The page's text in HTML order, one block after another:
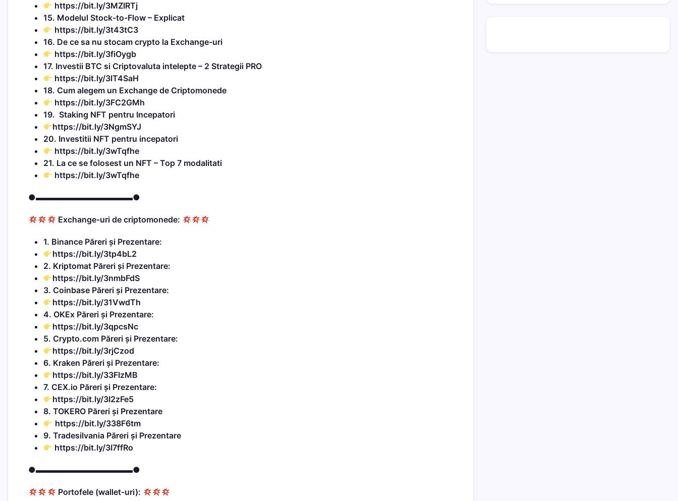
https://bit.ly/3MZIRTj
15. Modelul Stock-to-Flow – Explicat
https://bit.ly/3t43tC3
16. De ce sa nu stocam crypto la Exchange-uri
https://bit.ly/3fiOygb
17. Investii BTC si Criptovaluta intelepte – 2 Strategii PRO
https://bit.ly/3lT4SaH
18. Cum alegem un Exchange de Criptomonede
https://bit.ly/3FC2GMh
19. Staking NFT pentru Incepatori
https://bit.ly/3NgmSYJ
20. Investitii NFT pentru incepatori
https://bit.ly/3wTqfhe
21. La ce se folosest un NFT – Top 7 modalitati
https://bit.ly/3wTqfhe
●▬▬▬▬▬▬▬▬▬▬▬▬●
Exchange-uri de criptomonede:
1. Binance Păreri și Prezentare:
https://bit.ly/3tp4bL2
2. Kriptomat Păreri și Prezentare:
https://bit.ly/3nmbFdS
3. Coinbase Păreri și Prezentare:
https://bit.ly/31VwdTh
4. OKEx Păreri și Prezentare:
https://bit.ly/3qpcsNc
5. Crypto.com Păreri și Prezentare:
https://bit.ly/3rjCzod
6. Kraken Păreri și Prezentare:
https://bit.ly/33FIzMB
7. CEX.io Păreri și Prezentare:
https://bit.ly/3I2zFe5
8. TOKERO Păreri și Prezentare
https://bit.ly/338F6tm
9. Tradesilvania Păreri și Prezentare
https://bit.ly/3I7ffRo
●▬▬▬▬▬▬▬▬▬▬▬▬●
Portofele (wallet-uri):